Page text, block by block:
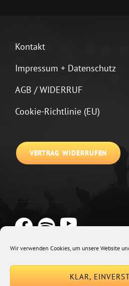
Wir verwenden Cookies, um unsere Website
KLAR,
Kontakt
Impressum + Datenschutz
AGB / WIDERRUF
Cookie-Richtlinie (EU)
VERTRAG WIDERRUFEN
Euphony By Catch